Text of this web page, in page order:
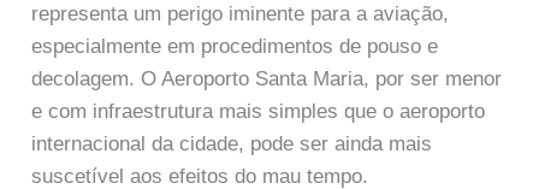
representa um perigo iminente para a aviação,
especialmente em procedimentos de pouso e
decolagem. O Aeroporto Santa Maria, por ser menor
e com infraestrutura mais simples que o aeroporto
internacional da cidade, pode ser ainda mais
suscetível aos efeitos do mau tempo.